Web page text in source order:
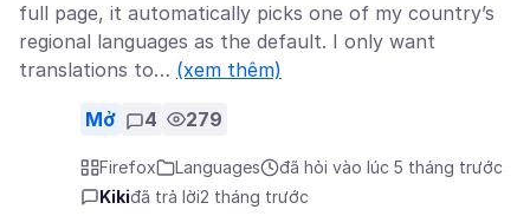
full page, it automatically picks one of my country’s
regional languages as the default. I only want
translations to… (xem thêm)
Mở 4 279
Firefox Languages
đã hỏi vào lúc 5 tháng trước
Kikiđã trả lời2 tháng trước